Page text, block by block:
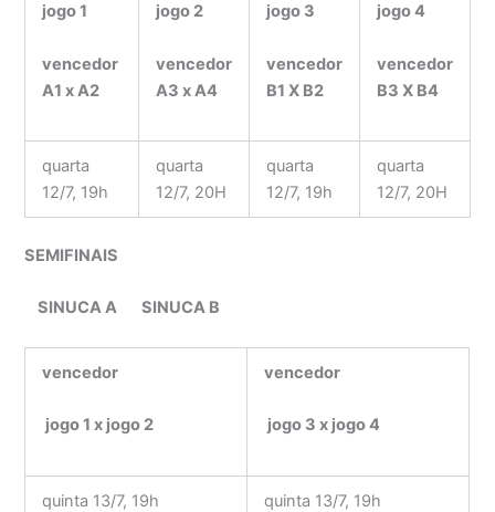
jogo 1
vencedor
A1 x A2
jogo 2
vencedor
A3 x A4
jogo 3
vencedor
B1 X B2
jogo 4
vencedor
B3 X B4
quarta
12/7, 19h
quarta
12/7, 20H
quarta
12/7, 19h
quarta
12/7, 20H
SEMIFINAIS
SINUCA A SINUCA B
vencedor
jogo 1 x jogo 2
vencedor
jogo 3 x jogo 4
quinta 13/7, 19h quinta 13/7, 19h